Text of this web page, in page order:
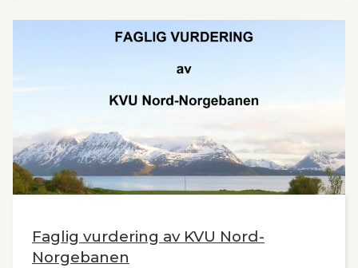
Faglig vurdering av KVU Nord-
Norgebanen